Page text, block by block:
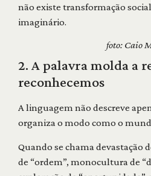
não existe transformação
imaginário.
foto: Caio
2. A palavra molda a
reconhecemos
A linguagem não descreve
organiza o modo como o
Quando se chama devastação
de “ordem”, monocultura de